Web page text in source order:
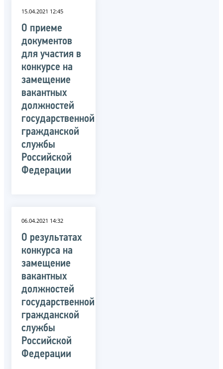
15.04.2021 12:45
О приеме
документов
для участия в
конкурсе на
замещение
вакантных
должностей
государственной
гражданской
службы
Российской
Федерации
06.04.2021 14:32
О результатах
конкурса на
замещение
вакантных
должностей
государственной
гражданской
службы
Российской
Федерации